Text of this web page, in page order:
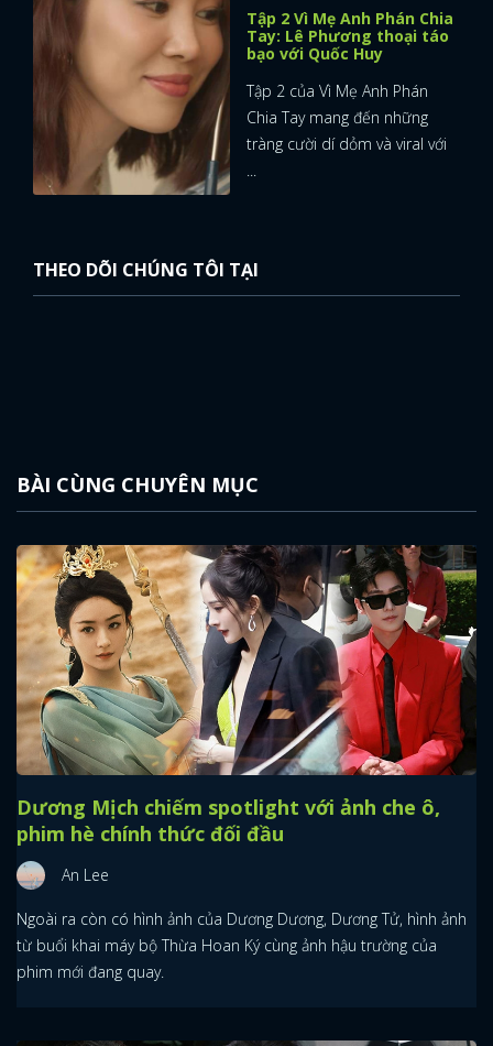
Tập 2 Vì Mẹ Anh Phán Chia
Tay: Lê Phương thoại táo
bạo với Quốc Huy
Tập 2 của Vì Mẹ Anh Phán
Chia Tay mang đến những
tràng cười dí dỏm và viral với
...
THEO DÕI CHÚNG TÔI TẠI
BÀI CÙNG CHUYÊN MỤC
Dương Mịch chiếm spotlight với ảnh che ô,
phim hè chính thức đối đầu
An Lee
Ngoài ra còn có hình ảnh của Dương Dương, Dương Tử, hình ảnh
từ buổi khai máy bộ Thừa Hoan Ký cùng ảnh hậu trường của
phim mới đang quay.